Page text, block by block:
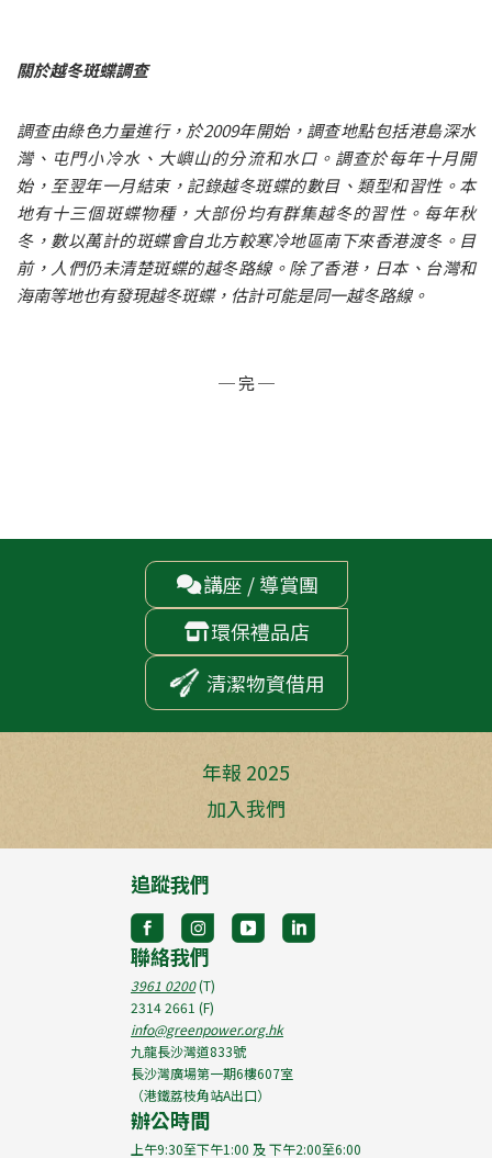
關於越冬斑蝶調查
調查由綠色力量進行，於2009年開始，調查地點包括港島深水
灣、屯門小冷水、大嶼山的分流和水口。調查於每年十月開
始，至翌年一月結束，記錄越冬斑蝶的數目、類型和習性。本
地有十三個斑蝶物種，大部份均有群集越冬的習性。每年秋
冬，數以萬計的斑蝶會自北方較寒冷地區南下來香港渡冬。目
前，人們仍未清楚斑蝶的越冬路線。除了香港，日本、台灣和
海南等地也有發現越冬斑蝶，估計可能是同一越冬路線。
─ 完 ─
講座 / 導賞團
環保禮品店
清潔物資借用
年報 2025
加入我們
追蹤我們
聯絡我們
3961 0200(T)
2314 2661 (F)
info@greenpower.org.hk
九龍長沙灣道833號
長沙灣廣場第一期6樓607室
（港鐵荔枝角站A出口）
辦公時間
上午9:30至下午1:00 及 下午2:00至6:00